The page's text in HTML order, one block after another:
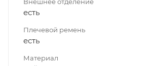
есть
Плечевой ремень
есть
Материал